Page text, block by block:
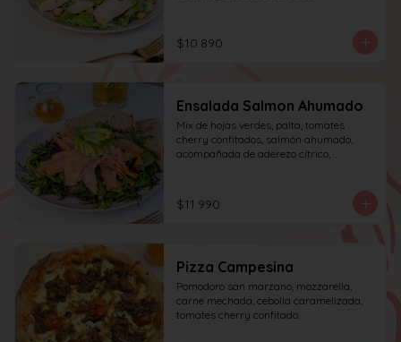
$10.890
Ensalada Salmon Ahumado
Mix de hojas verdes, palta, tomates
cherry confitados, salmón ahumado,
acompañada de aderezo cítrico,
$11.990
Pizza Campesina
Pomodoro san marzano, mozzarella,
carne mechada, cebolla caramelizada,
tomates cherry confitado.